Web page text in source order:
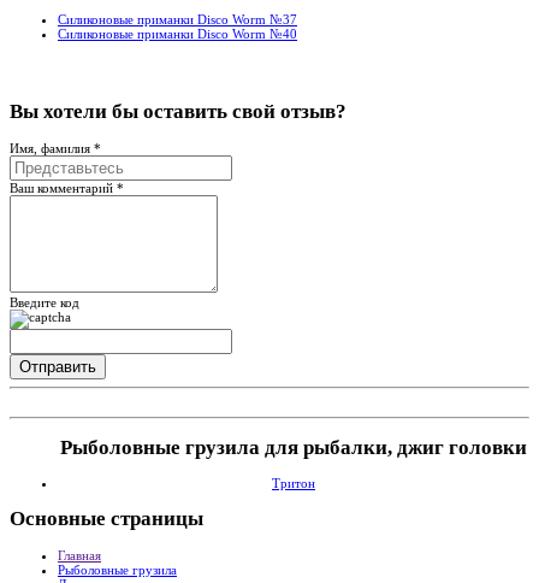
Силиконовые приманки Disco Worm №37
Силиконовые приманки Disco Worm №40
Вы хотели бы оставить свой отзыв?
Имя, фамилия *
Ваш комментарий *
Введите код
Рыболовные грузила для рыбалки, джиг головки
Тритон
Основные страницы
Главная
Рыболовные грузила